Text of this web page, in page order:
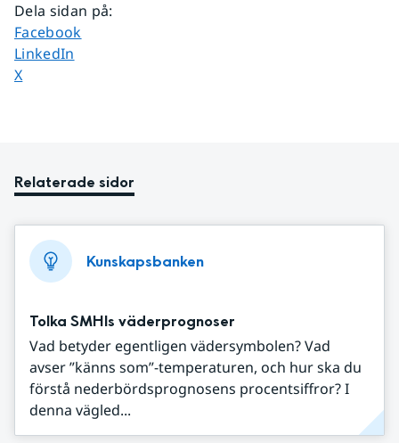
Dela sidan på:
Dela sidan på
Facebook
Dela sidan på
LinkedIn
Dela sidan på
X
Relaterade sidor
Kunskapsbanken
Tolka SMHIs väderprognoser
Vad betyder egentligen vädersymbolen? Vad
avser ”känns som”-temperaturen, och hur ska du
förstå nederbördsprognosens procentsiffror? I
denna vägled...